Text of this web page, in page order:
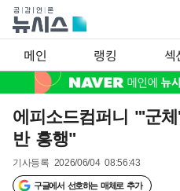
메인 랭킹 섹
에피소드컴퍼니 "'군
반 흥행"
기사등록 2026/06/04 08:56:43
구글에서 선호하는 매체로 추가